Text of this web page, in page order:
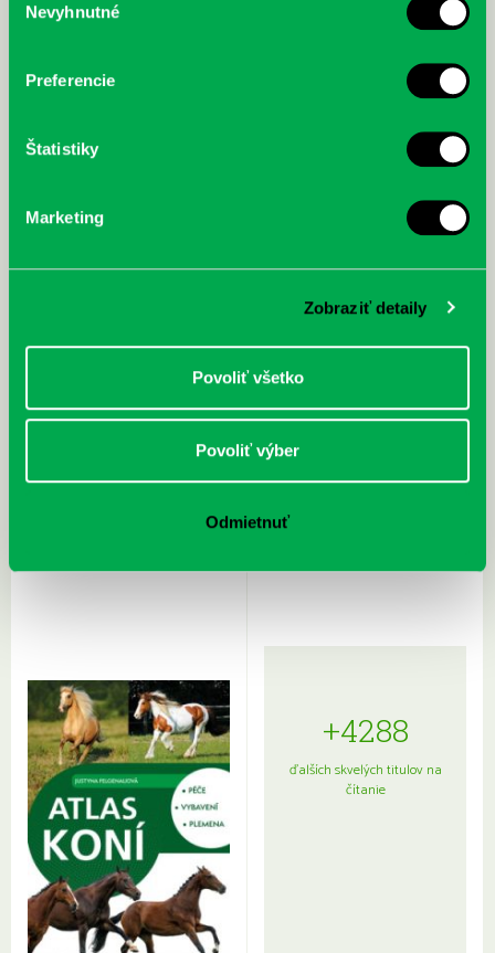
súhlasu
Nevyhnutné
Preferencie
Štatistiky
Marketing
Zobraziť detaily
Povoliť všetko
Povoliť výber
Odmietnuť
cyklistu modernej doby:
Rudź, Przemyslaw: Atlas hviezd:
Sprievodca po hviezdnej oblohe
Hardy, Paula: Japonsko na tanieri:
kompletný sprievodca
+4288
ďalších skvelých titulov na
čítanie